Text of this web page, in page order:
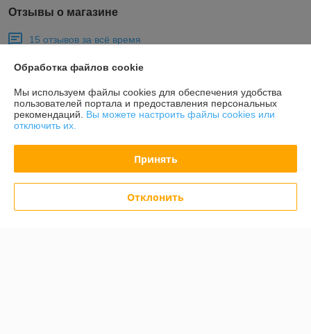
Отзывы о магазине
15 отзывов за всё время
Покупатель
Отлично
Сделка подтверждена через корзину
Отлично
По заказу всё отлично, вот только сама точилка не точит совсем,
Обработка файлов cookie
Мы используем файлы cookies для обеспечения удобства
пользователей портала и предоставления персональных
рекомендаций. Вы можете настроить файлы cookies или
отключить их.
Принять
Отклонить